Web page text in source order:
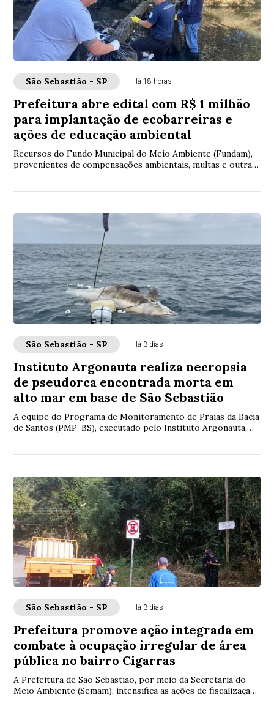
São Sebastião - SP Há 18 horas
Prefeitura abre edital com R$ 1 milhão
para implantação de ecobarreiras e
ações de educação ambiental
Recursos do Fundo Municipal do Meio Ambiente (Fundam),
provenientes de compensações ambientais, multas e outras
São Sebastião - SP Há 3 dias
Instituto Argonauta realiza necropsia
de pseudorca encontrada morta em
alto mar em base de São Sebastião
A equipe do Programa de Monitoramento de Praias da Bacia
de Santos (PMP-BS), executado pelo Instituto Argonauta,
São Sebastião - SP Há 3 dias
Prefeitura promove ação integrada em
combate à ocupação irregular de área
pública no bairro Cigarras
A Prefeitura de São Sebastião, por meio da Secretaria do
Meio Ambiente (Semam), intensifica as ações de fiscalização